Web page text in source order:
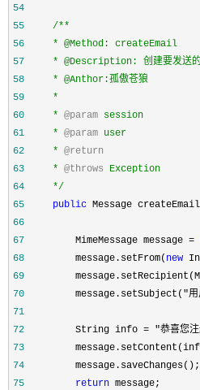
54
55
/**
56
57
58
59
60
    *
@param
61
    *
@param
62
    *
@return
63
    *
@throws
64
*/
65
public Message
66
67
         MimeMessage message =
68
         message.setFrom(
new
69
70
message.setSubject("用
71
72
String info = "恭喜您注
73
74
75
return